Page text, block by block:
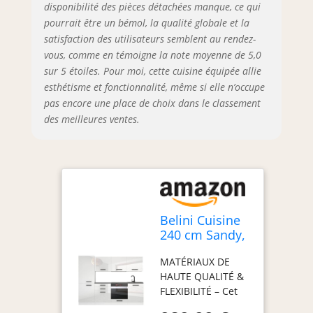
charnières Soft-
Close et des vérins
à gaz pour portes
et abattants.
Testés jusqu’à 60
000 cycles pour
une durabilité
maximale.
Organisation
intégrée des
couverts en
polymère ABS
robuste pour une
visibilité optimale
et une utilisation
efficace de
l’espace. Design
disponibilité des pièces détachées manque, ce qui
pourrait être un bémol, la qualité globale et la
satisfaction des utilisateurs semblent au rendez-
vous, comme en témoigne la note moyenne de 5,0
sur 5 étoiles. Pour moi, cette cuisine équipée allie
esthétisme et fonctionnalité, même si elle n’occupe
pas encore une place de choix dans le classement
des meilleures ventes.
Belini Cuisine
240 cm Sandy,
Travail, Blanc
Très Brillant
MATÉRIAUX DE
HAUTE QUALITÉ &
FLEXIBILITÉ – Cet